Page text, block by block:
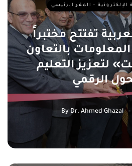
الإلكترونية - المقر الرئيسي
تفتتح مختبراً
بالتعاون
لتعزيز التعليم
الرقمي
By Dr. Ahmed Ghazal